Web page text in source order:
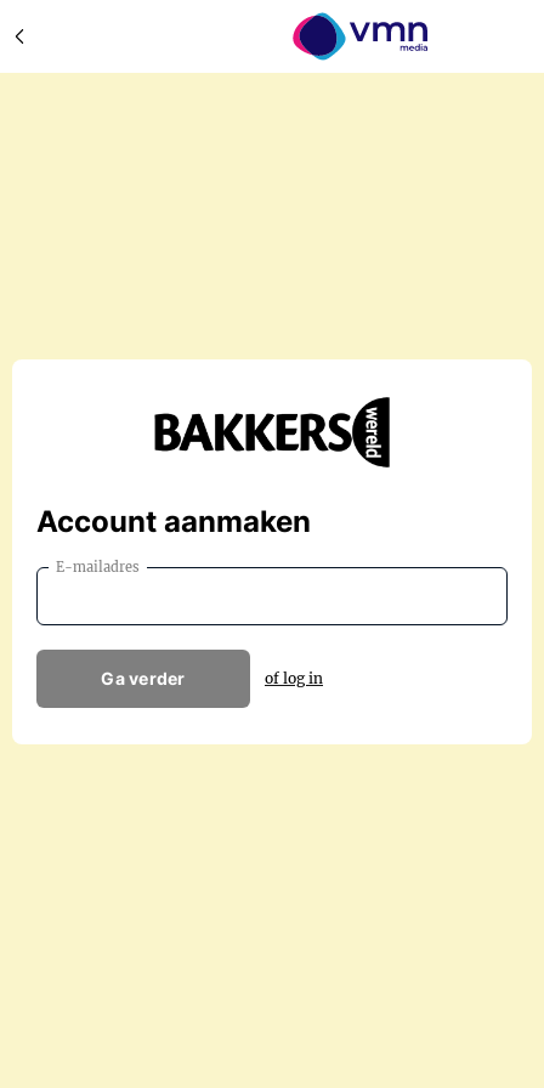
Account aanmaken
E-mailadres
Ga verder of log in